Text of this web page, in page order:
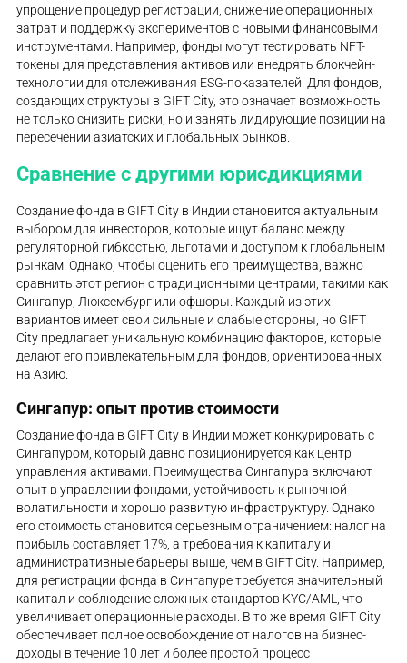
упрощение процедур регистрации, снижение операционных
затрат и поддержку экспериментов с новыми финансовыми
инструментами. Например, фонды могут тестировать NFT-
токены для представления активов или внедрять блокчейн-
технологии для отслеживания ESG-показателей. Для фондов,
создающих структуры в GIFT City, это означает возможность
не только снизить риски, но и занять лидирующие позиции на
пересечении азиатских и глобальных рынков.
Сравнение с другими юрисдикциями
Создание фонда в GIFT City в Индии становится актуальным
выбором для инвесторов, которые ищут баланс между
регуляторной гибкостью, льготами и доступом к глобальным
рынкам. Однако, чтобы оценить его преимущества, важно
сравнить этот регион с традиционными центрами, такими как
Сингапур, Люксембург или офшоры. Каждый из этих
вариантов имеет свои сильные и слабые стороны, но GIFT
City предлагает уникальную комбинацию факторов, которые
делают его привлекательным для фондов, ориентированных
на Азию.
Сингапур: опыт против стоимости
Создание фонда в GIFT City в Индии может конкурировать с
Сингапуром, который давно позиционируется как центр
управления активами. Преимущества Сингапура включают
опыт в управлении фондами, устойчивость к рыночной
волатильности и хорошо развитую инфраструктуру. Однако
его стоимость становится серьезным ограничением: налог на
прибыль составляет 17%, а требования к капиталу и
административные барьеры выше, чем в GIFT City. Например,
для регистрации фонда в Сингапуре требуется значительный
капитал и соблюдение сложных стандартов KYC/AML, что
увеличивает операционные расходы. В то же время GIFT City
обеспечивает полное освобождение от налогов на бизнес-
доходы в течение 10 лет и более простой процесс